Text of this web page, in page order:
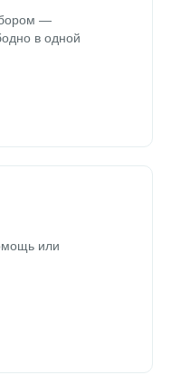
—
в одной
или